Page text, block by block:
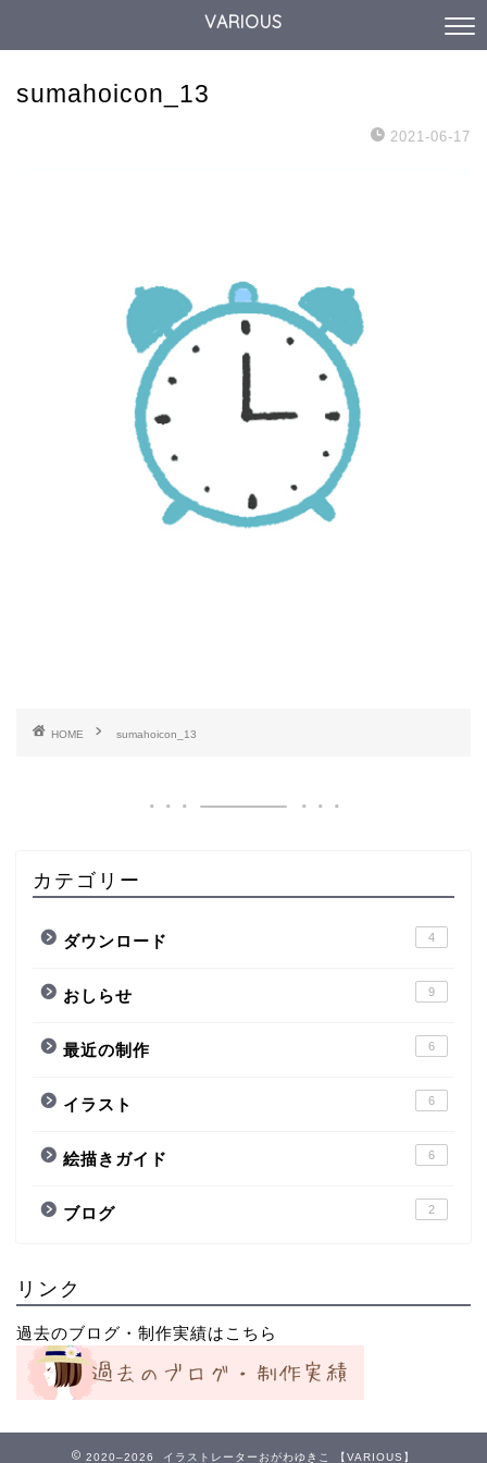
VARIOUS
sumahoicon_13
2021-06-17
HOME sumahoicon_13
カテゴリー
ダウンロード 4
おしらせ 9
最近の制作 6
イラスト 6
絵描きガイド 6
ブログ 2
リンク
過去のブログ・制作実績はこちら
2020–2026 イラストレーターおがわゆきこ 【VARIOUS】